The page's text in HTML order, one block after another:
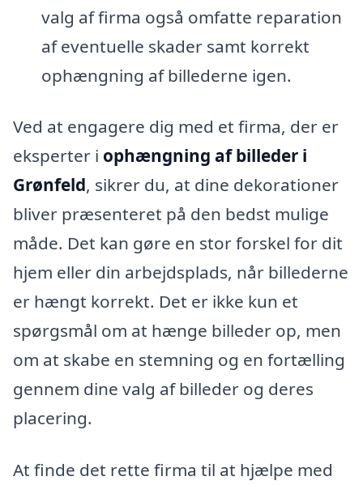
valg af firma også omfatte reparation
af eventuelle skader samt korrekt
ophængning af billederne igen.
Ved at engagere dig med et firma, der er
eksperter i ophængning af billeder i
Grønfeld, sikrer du, at dine dekorationer
bliver præsenteret på den bedst mulige
måde. Det kan gøre en stor forskel for dit
hjem eller din arbejdsplads, når billederne
er hængt korrekt. Det er ikke kun et
spørgsmål om at hænge billeder op, men
om at skabe en stemning og en fortælling
gennem dine valg af billeder og deres
placering.
At finde det rette firma til at hjælpe med